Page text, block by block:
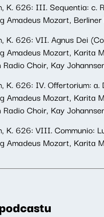
K. 626: III. Sequentia: c.
Amadeus Mozart,
K. 626: VII. Agnus Dei
Amadeus Mozart, Karita
Choir, Kay
K. 626: IV. Offertorium:
Amadeus Mozart, Karita
Choir, Kay
K. 626: VIII. Communio:
Amadeus Mozart, Karita